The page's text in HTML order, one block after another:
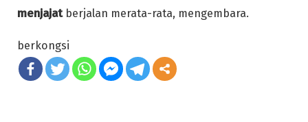
menjajatberjalan merata-rata, mengembara.
berkongsi